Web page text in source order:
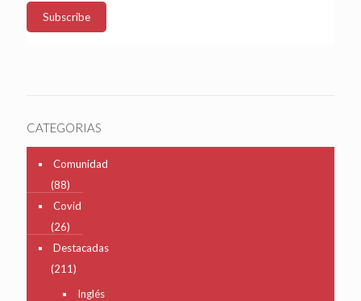
CATEGORIAS
Comunidad
(88)
Covid
(26)
Destacadas
(211)
Inglés